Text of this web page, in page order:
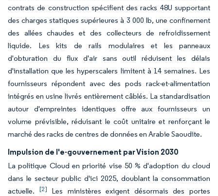
contrats de construction spécifient des racks 48U supportant
des charges statiques supérieures à 3 000 lb, une confinement
des allées chaudes et des collecteurs de refroidissement
liquide. Les kits de rails modulaires et les panneaux
d'obturation du flux d'air sans outil réduisent les délais
d'installation que les hyperscalers limitent à 14 semaines. Les
fournisseurs répondent avec des pods rack-et-alimentation
intégrés en usine livrés entièrement câblés. La standardisation
autour d'empreintes identiques offre aux fournisseurs un
volume prévisible, réduisant le coût unitaire et renforçant le
marché des racks de centres de données en Arabie Saoudite.
Impulsion de l'e-gouvernement par Vision 2030
La politique Cloud en priorité vise 50 % d'adoption du cloud
dans le secteur public d'ici 2025, doublant la consommation
actuelle. [2] Les ministères exigent désormais des portes